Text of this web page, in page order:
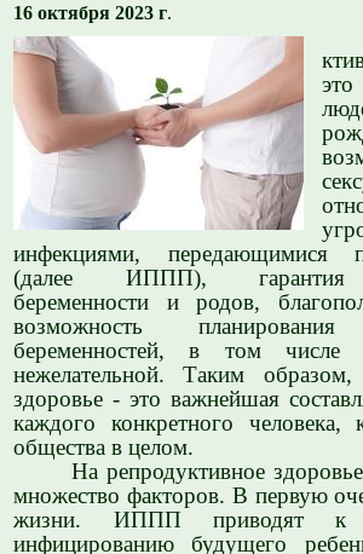
16 октября 2023 г.
инфекциями, передающимися
(далее ИППП), гарантия
беременности и родов,
возможность
беременностей, в том числе
нежелательной. Таким образом,
здоровье - это важнейшая
каждого конкретного
общества в целом.
На репродуктивное
множество факторов. В первую
жизни. ИППП приводят к
инфицированию будущего